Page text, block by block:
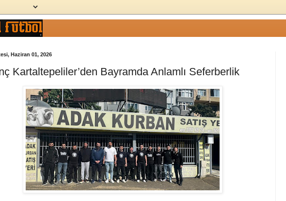
Haziran 01, 2026
Kartaltepeliler’den Bayramda Anlamlı Seferberlik